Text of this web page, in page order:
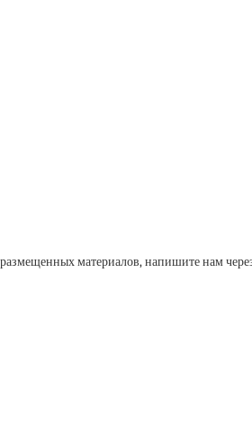
материалов, напишите нам